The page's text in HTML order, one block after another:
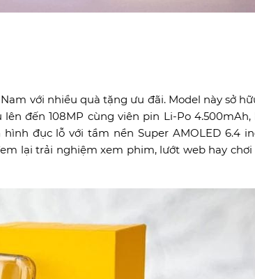
với nhiều quà tặng ưu đãi. Model này sở
đến 108MP cùng viên pin Li-Po 4.500mAh,
đục lỗ với tầm nền Super AMOLED 6.4
lại trải nghiệm xem phim, lướt web hay